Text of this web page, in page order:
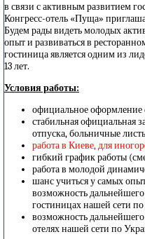
в связи с активным развитием
Конгресс-отель «Пуща»
Будем рады видеть молодых
опыт и развиваться в
гостиница является одним из
13 лет.
Условия работы:
официальное оформление
стабильная официальная
отпуска, больничные
работа в Киеве, для
гибкий график работы
работа в молодой
шанс учиться у самых
возможность
гостиницах нашей сети
возможность
отелях нашей сети по